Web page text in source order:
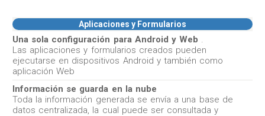
Aplicaciones y Formularios
Una sola configuración para Android y Web .
Las aplicaciones y formularios creados pueden
ejecutarse en dispositivos Android y también como
aplicación Web
Información se guarda en la nube
Toda la información generada se envía a una base de
datos centralizada, la cual puede ser consultada y